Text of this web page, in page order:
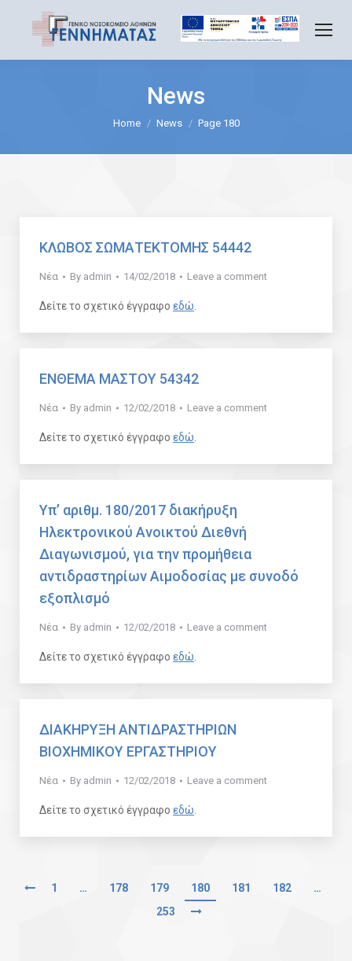
News
Home News Page 180
ΚΛΩΒΟΣ ΣΩΜΑΤΕΚΤΟΜΗΣ 54442
Νέα By admin 14/02/2018 Leave a comment
Δείτε το σχετικό έγγραφο εδώ
ΕΝΘΕΜΑ ΜΑΣΤΟΥ 54342
Νέα By admin 12/02/2018 Leave a comment
Δείτε το σχετικό έγγραφο εδώ
Υπ’ αριθμ. 180/2017 διακήρυξη
Ηλεκτρονικού Ανοικτού Διεθνή
Διαγωνισμού, για την προμήθεια
αντιδραστηρίων Αιμοδοσίας με συνοδό
εξοπλισμό
Νέα By admin 12/02/2018 Leave a comment
Δείτε το σχετικό έγγραφο εδώ
ΔΙΑΚΗΡΥΞΗ ΑΝΤΙΔΡΑΣΤΗΡΙΩΝ
ΒΙΟΧΗΜΙΚΟΥ ΕΡΓΑΣΤΗΡΙΟΥ
Νέα By admin 12/02/2018 Leave a comment
Δείτε το σχετικό έγγραφο εδώ
1 … 178 179 180 181 182
…
253